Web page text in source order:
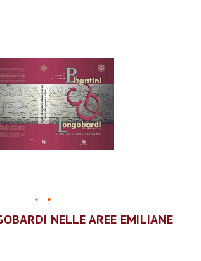
NELLE AREE EMILIANE